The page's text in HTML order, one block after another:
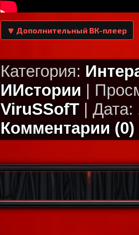
🔽 Дополнительный ВК-плеер
Категория:
ИИстории |
ViruSSofT | Дата:
Комментарии (0)